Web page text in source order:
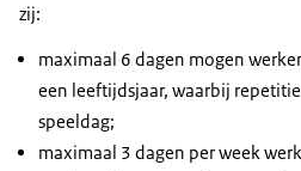
zij:
maximaal 6 dagen mogen
een leeftijdsjaar, waarbij
speeldag;
maximaal 3 dagen per week